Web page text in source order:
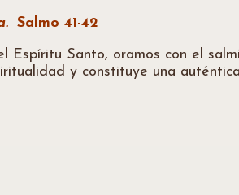
Salmo 41-42
Santo, oramos con el
y constituye una